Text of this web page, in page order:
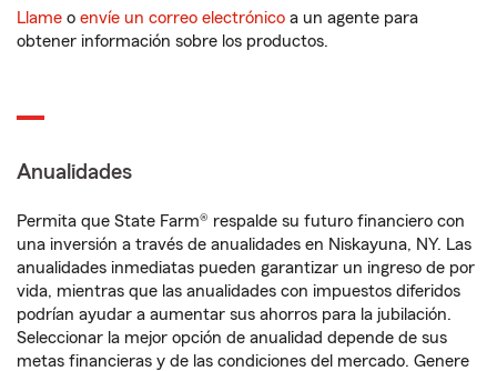
Llame o envíe un correo electrónico a un agente para
obtener información sobre los productos.
Anualidades
Permita que State Farm® respalde su futuro financiero con
una inversión a través de anualidades en Niskayuna, NY. Las
anualidades inmediatas pueden garantizar un ingreso de por
vida, mientras que las anualidades con impuestos diferidos
podrían ayudar a aumentar sus ahorros para la jubilación.
Seleccionar la mejor opción de anualidad depende de sus
metas financieras y de las condiciones del mercado. Genere